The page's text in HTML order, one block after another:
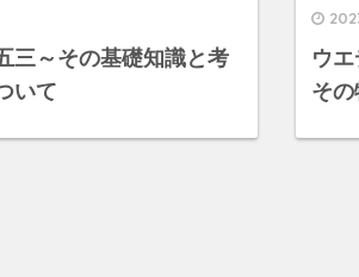
三～その基礎知識と考
いて
ウ
そ